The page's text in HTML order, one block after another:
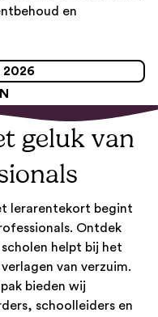
en
2026
geluk van
lerarentekort begint
Ontdek
helpt bij het
van verzuim.
bieden wij
schoolleiders en